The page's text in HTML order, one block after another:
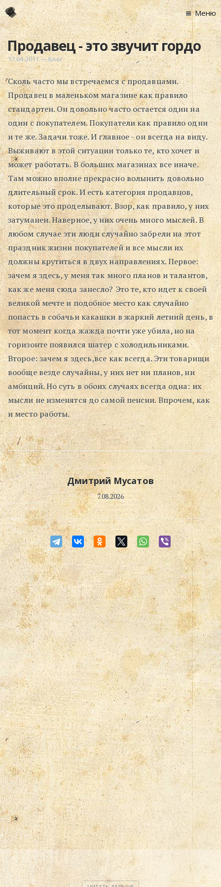
Главная
Новости
Графоманство
* Автотекст
*
* Хронограф
Арт-Рецензии
* Слушать
* Смотреть
* Читать
* По жизни
Блог
⋅
Поиск
Меню
Продавец - это звучит гордо
17.04.2011—Блог
Сколь часто мы встречаемся с продавцами.
Продавец в маленьком магазине как правило
стандартен. Он довольно часто остается один на
один с покупателем. Покупатели как правило одни
и те же. Задачи тоже. И главное - он всегда на виду.
Выживают в этой ситуации только те, кто хочет и
может работать. В больших магазинах все иначе.
Там можно вполне прекрасно волынить довольно
длительный срок. И есть категория продавцов,
которые это проделывают. Взор, как правило, у них
затуманен. Наверное, у них очень много мыслей. В
любом случае эти люди случайно забрели на этот
праздник жизни покупателей и все мысли их
должны крутиться в двух направлениях. Первое:
зачем я здесь, у меня так много планов и талантов,
как же меня сюда занесло? Это те, кто идет к своей
великой мечте и подобное место как случайно
попасть в собачьи какашки в жаркий летний день, в
тот момент когда жажда почти уже убила, но на
горизонте появился шатер с холодильниками.
Второе: зачем я здесь,все как всегда. Эти товарищи
вообще везде случайны, у них нет ни планов, ни
амбиций. Но суть в обоих случаях всегда одна: их
мысли не изменятся до самой пенсии. Впрочем, как
и место работы.
Дмитрий Мусатов
7.08.2026